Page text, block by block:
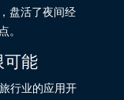
盘活了夜间经
。
可能
行业的应用开